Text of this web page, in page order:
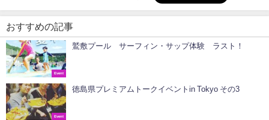
おすすめの記事
Event
鷲敷プール サーフィン・サップ体験 ラスト！
Event
徳島県プレミアムトークイベントin Tokyo その3